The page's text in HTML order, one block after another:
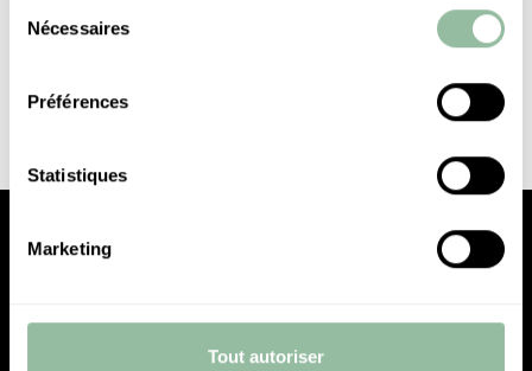
Nécessaires
Préférences
Statistiques
Marketing
Tout autoriser
INSTAGRAM